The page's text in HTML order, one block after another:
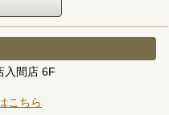
入間店 6F
こちら